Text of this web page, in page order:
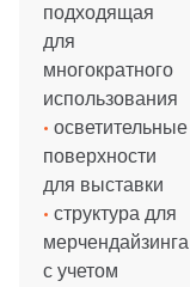
подходящая
для
многократного
использования
• осветительные
поверхности
для выставки
• структура для
мерчендайзинга
с учетом